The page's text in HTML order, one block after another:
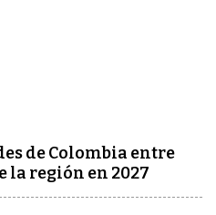
de Colombia entre
la región en 2027